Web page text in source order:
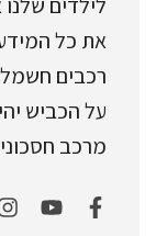
לילדים
את כל
רכבים
על הכביש
מרכב